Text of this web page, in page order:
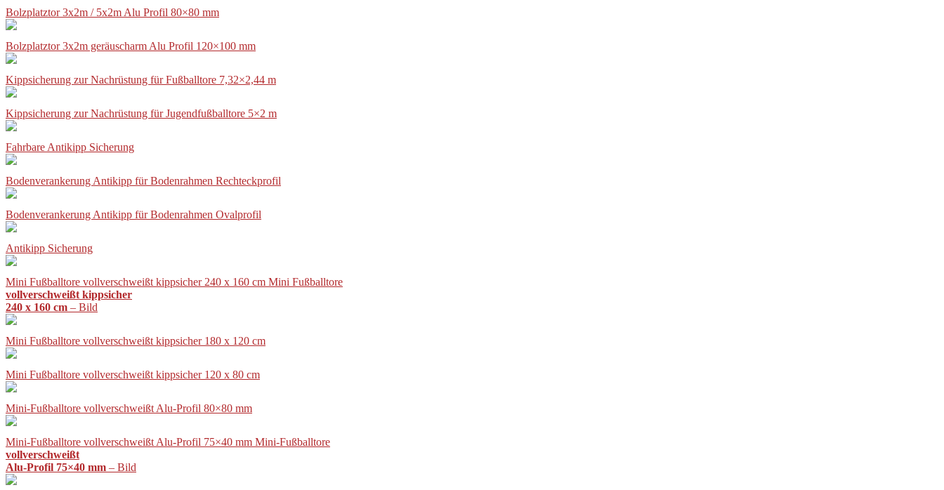
Bolzplatztor 3x2m / 5x2m Alu Profil 80×80 mm
Bolzplatztor 3x2m geräuscharm Alu Profil 120×100 mm
Kippsicherung zur Nachrüstung für Fußballtore 7,32×2,44 m
Kippsicherung zur Nachrüstung für Jugendfußballtore 5×2 m
Fahrbare Antikipp Sicherung
Bodenverankerung Antikipp für Bodenrahmen Rechteckprofil
Bodenverankerung Antikipp für Bodenrahmen Ovalprofil
Antikipp Sicherung
Mini Fußballtore vollverschweißt kippsicher 240 x 160 cm Mini Fußballtore
vollverschweißt kippsicher
240 x 160 cm – Bild
Mini Fußballtore vollverschweißt kippsicher 180 x 120 cm
Mini Fußballtore vollverschweißt kippsicher 120 x 80 cm
Mini-Fußballtore vollverschweißt Alu-Profil 80×80 mm
Mini-Fußballtore vollverschweißt Alu-Profil 75×40 mm Mini-Fußballtore
vollverschweißt
Alu-Profil 75×40 mm – Bild